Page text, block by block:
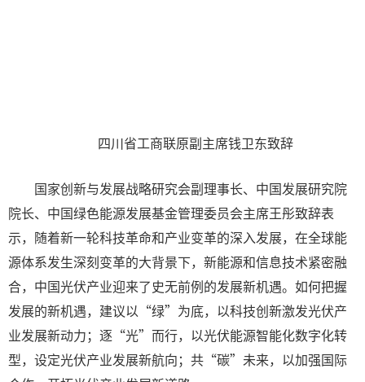
四川省工商联原副主席钱卫东致辞
国家创新与发展战略研究会副理事长、中国发展研究院
院长、中国绿色能源发展基金管理委员会主席王彤致辞表
示，随着新一轮科技革命和产业变革的深入发展，在全球能
源体系发生深刻变革的大背景下，新能源和信息技术紧密融
合，中国光伏产业迎来了史无前例的发展新机遇。如何把握
发展的新机遇，建议以“绿”为底，以科技创新激发光伏产
业发展新动力；逐“光”而行，以光伏能源智能化数字化转
型，设定光伏产业发展新航向；共“碳”未来，以加强国际